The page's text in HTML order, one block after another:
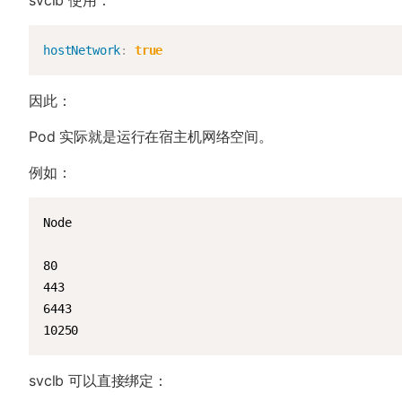
hostNetwork: true
因此：
Pod 实际就是运行在宿主机网络空间。
例如：
Node
80
443
6443
10250
svclb 可以直接绑定：